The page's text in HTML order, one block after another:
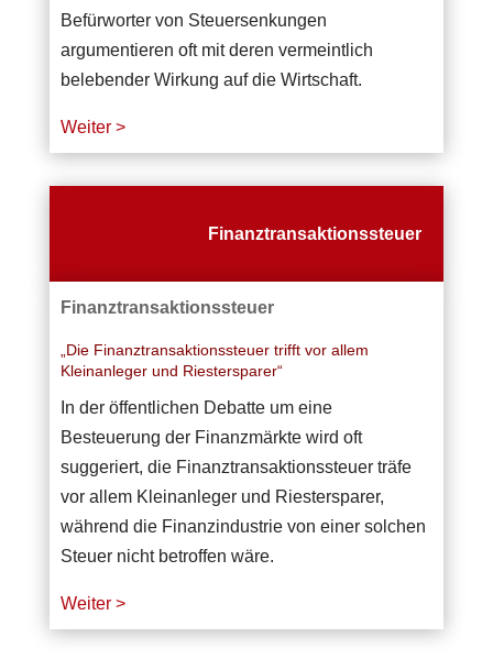
Befürworter von Steuersenkungen
argumentieren oft mit deren vermeintlich
belebender Wirkung auf die Wirtschaft.
Weiter >
Finanztransaktionssteuer
Finanztransaktionssteuer
„Die Finanztransaktionssteuer trifft vor allem
Kleinanleger und Riestersparer“
In der öffentlichen Debatte um eine
Besteuerung der Finanzmärkte wird oft
suggeriert, die Finanztransaktionssteuer träfe
vor allem Kleinanleger und Riestersparer,
während die Finanzindustrie von einer solchen
Steuer nicht betroffen wäre.
Weiter >